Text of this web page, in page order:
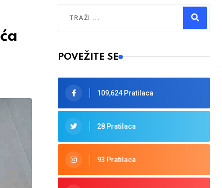
Type 2 or more characters for results.
POVEŽITE SE
109,624 Pratilaca
28 Pratilaca
93 Pratilaca